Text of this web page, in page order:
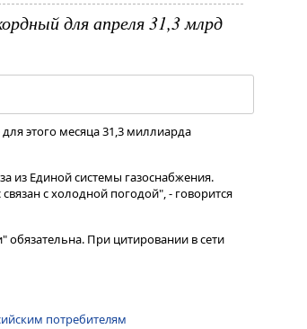
для апреля 31,3 млрд
этого месяца 31,3 миллиарда
из Единой системы газоснабжения​​​.
с холодной погодой", - говорится
При цитировании в сети
потребителям